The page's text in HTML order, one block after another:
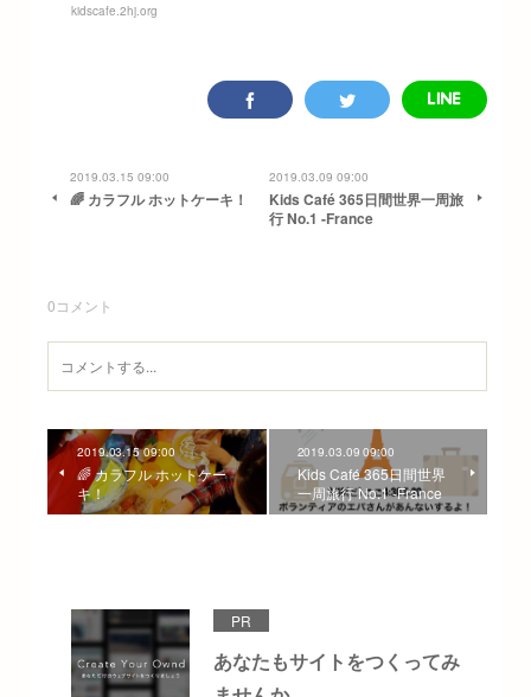
kidscafe.2hj.org
2019.03.15 09:00
🌈 カラフル ホットケーキ！
2019.03.09 09:00
Kids Café 365日間世界一周旅
行 No.1 -France
0コメント
2019.03.15 09:00
🌈 カラフル ホットケー
キ！
2019.03.09 09:00
Kids Café 365日間世界
一周旅行 No.1 -France
PR
あなたもサイトをつくってみ